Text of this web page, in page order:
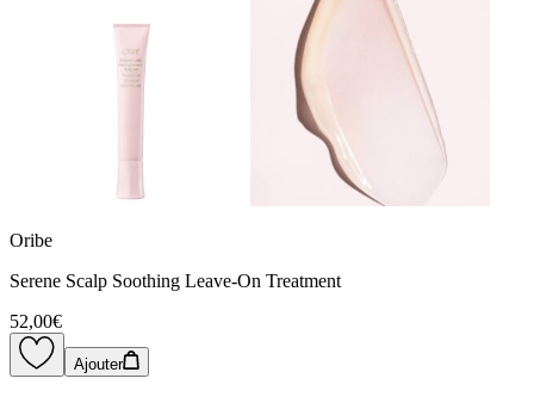
Oribe
Serene Scalp Soothing Leave-On Treatment
52,00€
Ajouter